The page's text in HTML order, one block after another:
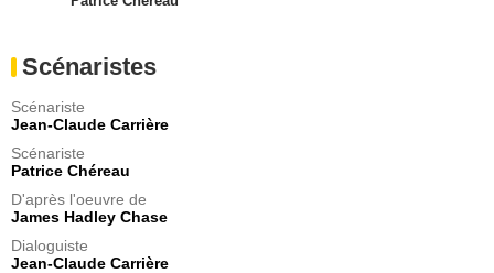
Scénaristes
Scénariste
Jean-Claude Carrière
Scénariste
Patrice Chéreau
D'après l'oeuvre de
James Hadley Chase
Dialoguiste
Jean-Claude Carrière